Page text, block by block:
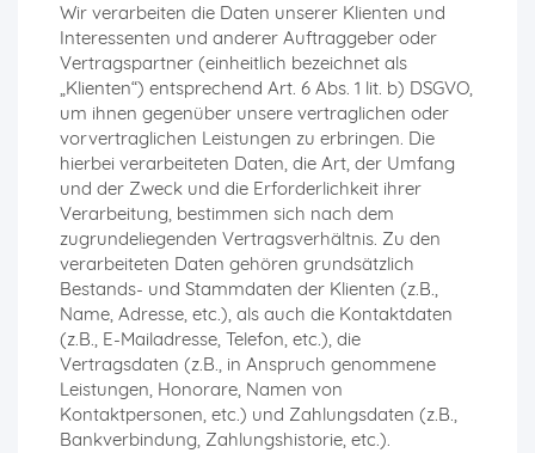
Wir verarbeiten die Daten unserer Klienten und
Interessenten und anderer Auftraggeber oder
Vertragspartner (einheitlich bezeichnet als
„Klienten“) entsprechend Art. 6 Abs. 1 lit. b) DSGVO,
um ihnen gegenüber unsere vertraglichen oder
vorvertraglichen Leistungen zu erbringen. Die
hierbei verarbeiteten Daten, die Art, der Umfang
und der Zweck und die Erforderlichkeit ihrer
Verarbeitung, bestimmen sich nach dem
zugrundeliegenden Vertragsverhältnis. Zu den
verarbeiteten Daten gehören grundsätzlich
Bestands- und Stammdaten der Klienten (z.B.,
Name, Adresse, etc.), als auch die Kontaktdaten
(z.B., E-Mailadresse, Telefon, etc.), die
Vertragsdaten (z.B., in Anspruch genommene
Leistungen, Honorare, Namen von
Kontaktpersonen, etc.) und Zahlungsdaten (z.B.,
Bankverbindung, Zahlungshistorie, etc.).